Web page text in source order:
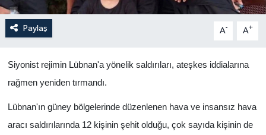
Paylaş A- A+
Siyonist rejimin Lübnan'a yönelik saldırıları, ateşkes iddialarına
rağmen yeniden tırmandı.
Lübnan'ın güney bölgelerinde düzenlenen hava ve insansız hava
aracı saldırılarında 12 kişinin şehit olduğu, çok sayıda kişinin de